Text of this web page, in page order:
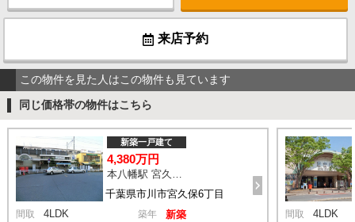
来店予約
この物件を見た人はこの物件も見ています
同じ価格帯の物件はこちら
千葉県市川市宮久保6丁目
新築一戸建て
4,380万円
間取 4LDK 築年 新築 間取 4LDK